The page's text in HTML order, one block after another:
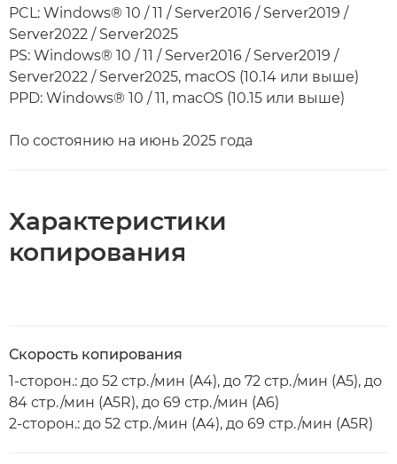
PCL: Windows® 10 / 11 / Server2016 / Server2019 /
Server2022 / Server2025
PS: Windows® 10 / 11 / Server2016 / Server2019 /
Server2022 / Server2025, macOS (10.14 или выше)
PPD: Windows® 10 / 11, macOS (10.15 или выше)
По состоянию на июнь 2025 года
Характеристики
копирования
Скорость копирования
1-сторон.: до 52 стр./мин (A4), до 72 стр./мин (A5), до
84 стр./мин (A5R), до 69 стр./мин (A6)
2-сторон.: до 52 стр./мин (A4), до 69 стр./мин (A5R)